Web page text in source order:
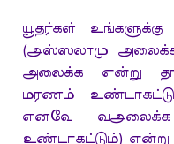
யூதர்கள்
(அஸ்ஸலாமு
அலைக்க என்று
மரணம்
எனவே
உண்டாகட்டும்) என்று